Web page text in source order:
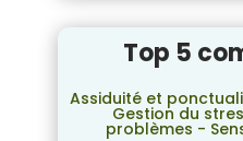
Top 5
Assiduité et
Gestion du
problèmes -